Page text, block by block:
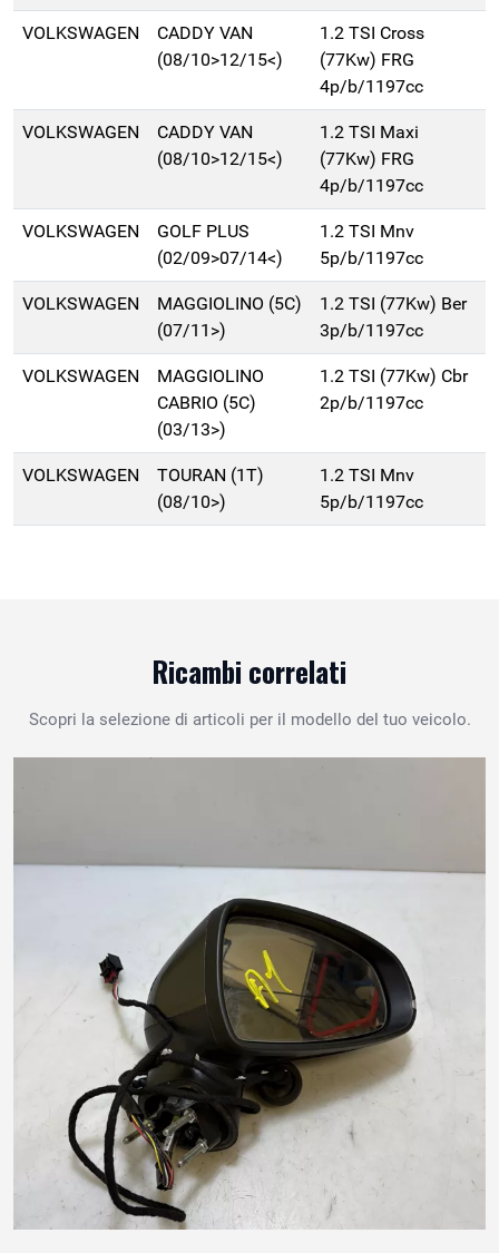
VOLKSWAGEN
CADDY VAN
(08/10>12/15<)
1.2 TSI Cross
(77Kw) FRG
4p/b/1197cc
VOLKSWAGEN
CADDY VAN
(08/10>12/15<)
1.2 TSI Maxi
(77Kw) FRG
4p/b/1197cc
VOLKSWAGEN
GOLF PLUS
(02/09>07/14<)
1.2 TSI Mnv
5p/b/1197cc
VOLKSWAGEN
MAGGIOLINO (5C)
(07/11>)
1.2 TSI (77Kw) Ber
3p/b/1197cc
VOLKSWAGEN
MAGGIOLINO
CABRIO (5C)
(03/13>)
1.2 TSI (77Kw) Cbr
2p/b/1197cc
VOLKSWAGEN
TOURAN (1T)
(08/10>)
1.2 TSI Mnv
5p/b/1197cc
Ricambi correlati
Scopri la selezione di articoli per il modello del tuo veicolo.